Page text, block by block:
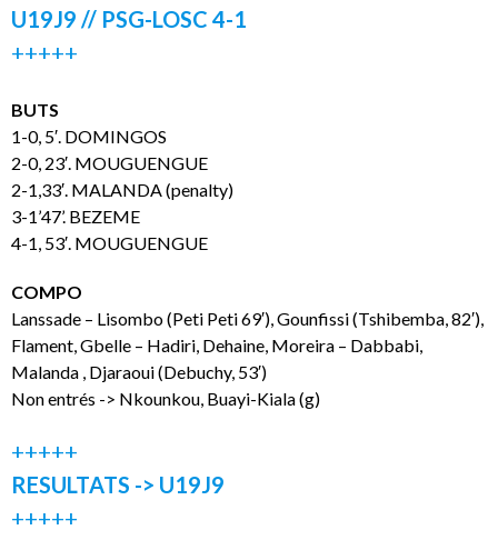
U19J9 // PSG-LOSC 4-1
+++++
BUTS
1-0, 5′. DOMINGOS
2-0, 23′. MOUGUENGUE
2-1,33′. MALANDA (penalty)
3-1’47’. BEZEME
4-1, 53′. MOUGUENGUE
COMPO
Lanssade – Lisombo (Peti Peti 69′), Gounfissi (Tshibemba, 82′),
Flament, Gbelle – Hadiri, Dehaine, Moreira – Dabbabi,
Malanda , Djaraoui (Debuchy, 53′)
Non entrés -> Nkounkou, Buayi-Kiala (g)
+++++
RESULTATS -> U19J9
+++++